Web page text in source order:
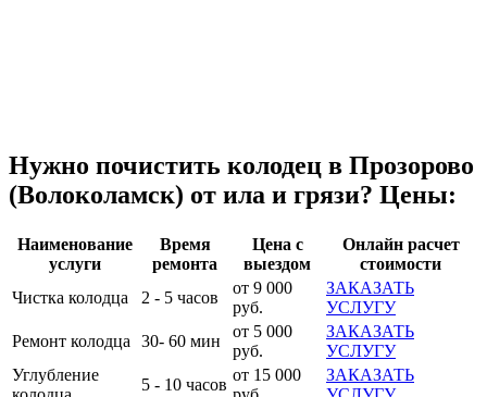
Нужно почистить колодец в Прозорово
(Волоколамск) от ила и грязи? Цены:
Наименование
услуги
Время
ремонта
Цена с
выездом
Онлайн расчет
стоимости
Чистка колодца
2 - 5 часов
от 9 000
руб.
ЗАКАЗАТЬ
УСЛУГУ
Ремонт колодца
30- 60 мин
от 5 000
руб.
ЗАКАЗАТЬ
УСЛУГУ
Углубление
5 - 10 часов
от 15 000
ЗАКАЗАТЬ